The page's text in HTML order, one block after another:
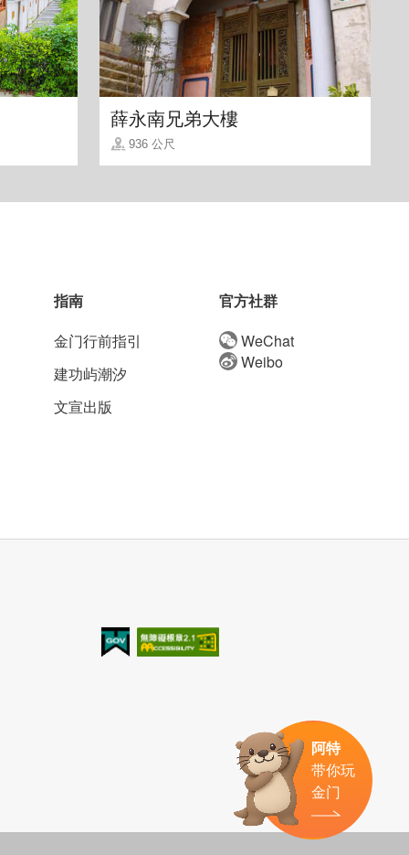
薛永南兄弟大樓
936 公尺
阿特
带你玩
金门
指南
金门行前指引
建功屿潮汐
文宣出版
官方社群
WeChat
Weibo